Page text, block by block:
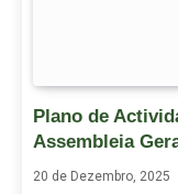
Plano de
Assembleia
20 de Dezembro, 2025